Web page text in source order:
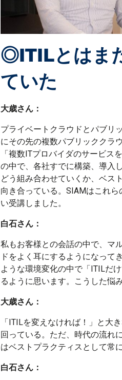
◎ITILとはま
ていた
大歳さん：
プライベートクラウドとパブリ
にその先の複数パブリッククラ
「複数ITプロバイダのサービス
の中で、各社すでに構築、導入
どう組み合わせていくか、ベス
向き合っている。SIAMはこれ
い受講しました。
白石さん：
私もお客様との会話の中で、マ
ドをよく耳にするようになって
ような環境変化の中で「ITILだ
るように思います。こうした悩
大歳さん：
「ITILを変えなければ！」と大
回っている。ただ、時代の流れ
はベストプラクティスとして常
白石さん：